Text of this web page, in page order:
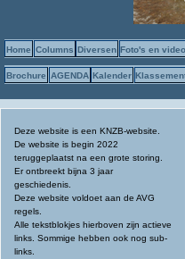
Home Columns Diversen Foto's en
Brochure AGENDA Kalender
Deze website is een KNZB-website.
De website is begin 2022
teruggeplaatst na een grote storing.
Er ontbreekt bijna 3 jaar
geschiedenis.
Deze website voldoet aan de AVG
regels.
Alle tekstblokjes hierboven zijn actieve
links. Sommige hebben ook nog sub-
links.